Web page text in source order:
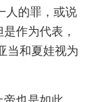
人的罪，或说
作为代表，
当和夏娃视为